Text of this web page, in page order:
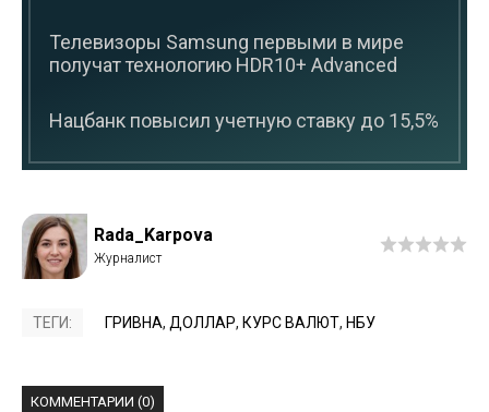
Телевизоры Samsung первыми в мире
получат технологию HDR10+ Advanced
Нацбанк повысил учетную ставку до 15,5%
Rada_Karpova
ТЕГИ: ГРИВНА, ДОЛЛАР, КУРС ВАЛЮТ, НБУ
КОММЕНТАРИИ (0)